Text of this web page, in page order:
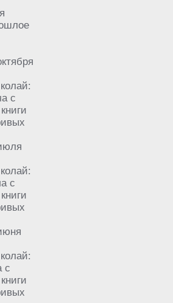
с
с
с